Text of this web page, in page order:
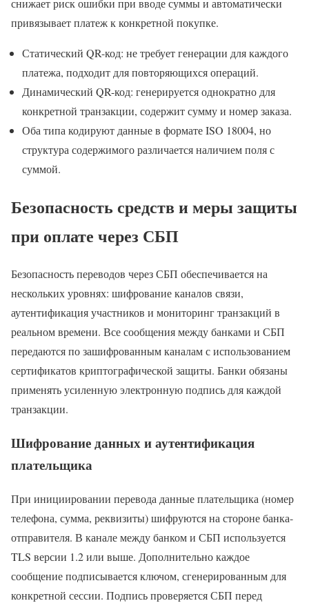
снижает риск ошибки при вводе суммы и автоматически
привязывает платеж к конкретной покупке.
Статический QR-код: не требует генерации для каждого
платежа, подходит для повторяющихся операций.
Динамический QR-код: генерируется однократно для
конкретной транзакции, содержит сумму и номер заказа.
Оба типа кодируют данные в формате ISO 18004, но
структура содержимого различается наличием поля с
суммой.
Безопасность средств и меры защиты
при оплате через СБП
Безопасность переводов через СБП обеспечивается на
нескольких уровнях: шифрование каналов связи,
аутентификация участников и мониторинг транзакций в
реальном времени. Все сообщения между банками и СБП
передаются по зашифрованным каналам с использованием
сертификатов криптографической защиты. Банки обязаны
применять усиленную электронную подпись для каждой
транзакции.
Шифрование данных и аутентификация
плательщика
При инициировании перевода данные плательщика (номер
телефона, сумма, реквизиты) шифруются на стороне банка-
отправителя. В канале между банком и СБП используется
TLS версии 1.2 или выше. Дополнительно каждое
сообщение подписывается ключом, сгенерированным для
конкретной сессии. Подпись проверяется СБП перед